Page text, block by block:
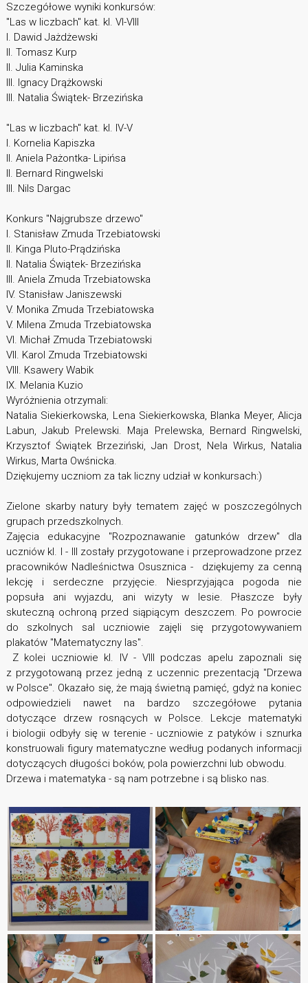
Szczegółowe wyniki konkursów:
"Las w liczbach" kat. kl. VI-VIII
I. Dawid Jażdżewski
II. Tomasz Kurp
II. Julia Kaminska
III. Ignacy Drążkowski
III. Natalia Świątek- Brzezińska
"Las w liczbach" kat. kl. IV-V
I. Kornelia Kapiszka
II. Aniela Pażontka- Lipińsa
II. Bernard Ringwelski
III. Nils Dargac
Konkurs "Najgrubsze drzewo"
I. Stanisław Zmuda Trzebiatowski
II. Kinga Pluto-Prądzińska
II. Natalia Świątek- Brzezińska
III. Aniela Zmuda Trzebiatowska
IV. Stanisław Janiszewski
V. Monika Zmuda Trzebiatowska
V. Milena Zmuda Trzebiatowska
VI. Michał Zmuda Trzebiatowski
VII. Karol Zmuda Trzebiatowski
VIII. Ksawery Wabik
IX. Melania Kuzio
Wyróżnienia otrzymali:
Natalia Siekierkowska, Lena Siekierkowska, Blanka Meyer, Alicja
Labun, Jakub Prelewski. Maja Prelewska, Bernard Ringwelski,
Krzysztof Świątek Brzeziński, Jan Drost, Nela Wirkus, Natalia
Wirkus, Marta Owśnicka.
Dziękujemy uczniom za tak liczny udział w konkursach:)
Zielone skarby natury były tematem zajęć w poszczególnych
grupach przedszkolnych.
Zajęcia edukacyjne "Rozpoznawanie gatunków drzew" dla
uczniów kl. I - III zostały przygotowane i przeprowadzone przez
pracowników Nadleśnictwa Osusznica - dziękujemy za cenną
lekcję i serdeczne przyjęcie. Niesprzyjająca pogoda nie
popsuła ani wyjazdu, ani wizyty w lesie. Płaszcze były
skuteczną ochroną przed siąpiącym deszczem. Po powrocie
do szkolnych sal uczniowie zajęli się przygotowywaniem
plakatów "Matematyczny las".
Z kolei uczniowie kl. IV - VIII podczas apelu zapoznali się
z przygotowaną przez jedną z uczennic prezentacją "Drzewa
w Polsce". Okazało się, że mają świetną pamięć, gdyż na koniec
odpowiedzieli nawet na bardzo szczegółowe pytania
dotyczące drzew rosnących w Polsce. Lekcje matematyki
i biologii odbyły się w terenie - uczniowie z patyków i sznurka
konstruowali figury matematyczne według podanych informacji
dotyczących długości boków, pola powierzchni lub obwodu.
Drzewa i matematyka - są nam potrzebne i są blisko nas.